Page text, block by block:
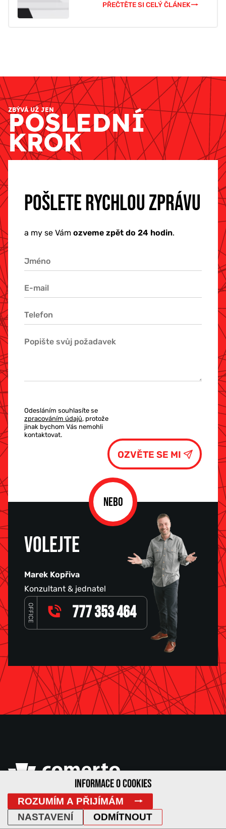
PŘEČTĚTE SI CELÝ ČLÁNEK
ZBÝVÁ UŽ JEN
POSLEDNÍ
KROK
POŠLETE RYCHLOU ZPRÁVU
a my se Vám ozveme zpět do 24 hodin.
Odesláním souhlasíte se
zpracováním údajů, protože
jinak bychom Vás nemohli
kontaktovat.
NEBO
VOLEJTE
Marek Kopřiva
Konzultant & jednatel
OFFICE 777 353 464
Palackého třída 150
Brno - Královo Pole
612 00
INFORMACE O COOKIES
ROZUMÍM A PŘIJÍMÁM
ODMÍTNOUT
NASTAVENÍ